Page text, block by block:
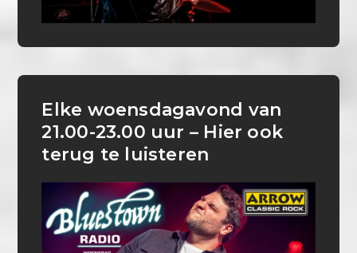
Elke woensdagavond van
21.00-23.00 uur – Hier ook
terug te luisteren